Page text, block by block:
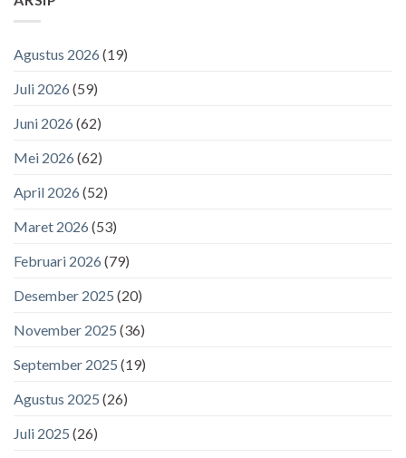
Agustus 2026 (19)
Juli 2026 (59)
Juni 2026 (62)
Mei 2026 (62)
April 2026 (52)
Maret 2026 (53)
Februari 2026 (79)
Desember 2025 (20)
November 2025 (36)
September 2025 (19)
Agustus 2025 (26)
Juli 2025 (26)